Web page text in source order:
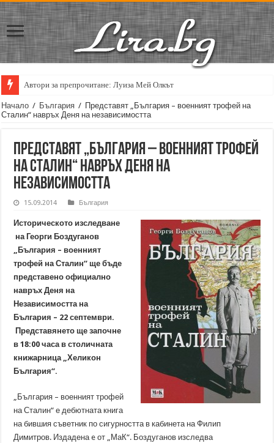
Автори за препрочитане: Луиза Мей Олкът
Начало / България / Представят „България – военният трофей на
Сталин“ навръх Деня на независимостта
Представят „България – военният трофей
на Сталин“ навръх Деня на
независимостта
15.09.2014 България
Историческото изследване
на Георги Боздуганов
„България – военният
трофей на Сталин“ ще бъде
представено официално
навръх Деня на
Независимостта на
България – 22 септември.
Представянето ще започне
в 18:00 часа в столичната
книжарница „Хеликон
България“.
„България – военният трофей
на Сталин“ е дебютната книга
на бившия съветник по сигурността в кабинета на Филип
Димитров. Издадена e от „МаК“. Боздуганов изследва